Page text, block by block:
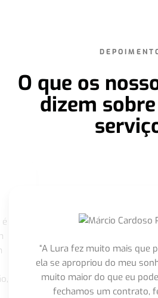
O que os
dizem
“A Lura fez muito mais que
ela se apropriou do meu
muito maior do que eu
fechamos um contrato,